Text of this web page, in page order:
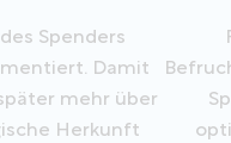
Spenders
Damit
mehr über
Herkunft